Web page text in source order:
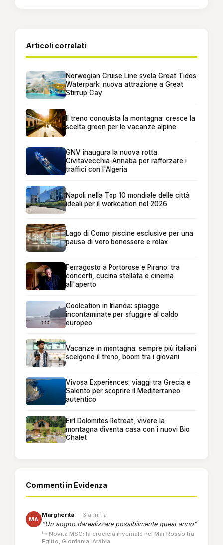
Articoli correlati
Norwegian Cruise Line svela Great Tides
Waterpark: nuova attrazione a Great
Stirrup Cay
Il treno conquista la montagna: cresce la
scelta green per le vacanze alpine
GNV inaugura la nuova rotta
Civitavecchia-Annaba per rafforzare i
traffici con l'Algeria
Napoli nella Top 10 mondiale delle città
ideali per il workcation nel 2026
Lago di Como: piscine esclusive per una
pausa di vero benessere e relax
Ferragosto a Portorose e Pirano: tra
concerti, cucina stellata e cinema
all'aperto
Coolcation in Irlanda: spiagge
incontaminate per sfuggire al caldo
europeo
Vacanze in montagna: sempre più italiani
scelgono il treno, boom tra i giovani
Vivosa Experiences: viaggi tra Grecia e
Salento per scoprire il Mediterraneo
autentico
Eirl Dolomites Retreat, vivere la
montagna diventa casa con i nuovi Bio
Chalet
Commenti in Evidenza
MA
Margherita · 3 anni fa
“Un sogno darealizzare possibilmente quest anno”
↳ Novità MSC: la crociera invernale nel Mar Rosso tra
Egitto, Giordania, Arabia